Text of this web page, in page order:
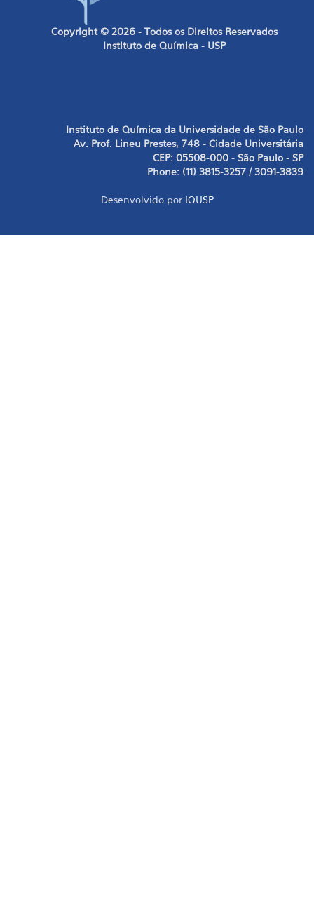
Copyright © 2026 - Todos os Direitos Reservados
Instituto de Química - USP
Instituto de Química da Universidade de São Paulo
Av. Prof. Lineu Prestes, 748 - Cidade Universitária
CEP: 05508-000 - São Paulo - SP
Phone: (11) 3815-3257 / 3091-3839
Desenvolvido por IQUSP